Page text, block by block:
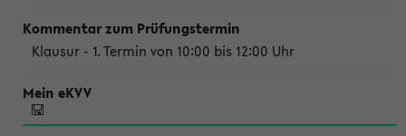
Klausur - 1. Termin von 10:00 bis 12:00 Uhr